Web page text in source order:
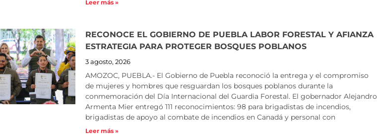
Leer más »
RECONOCE EL GOBIERNO DE PUEBLA LABOR FORESTAL Y AFIANZA
ESTRATEGIA PARA PROTEGER BOSQUES POBLANOS
3 agosto, 2026
AMOZOC, PUEBLA.- El Gobierno de Puebla reconoció la entrega y el compromiso
de mujeres y hombres que resguardan los bosques poblanos durante la
conmemoración del Día Internacional del Guardia Forestal. El gobernador Alejandro
Armenta Mier entregó 111 reconocimientos: 98 para brigadistas de incendios,
brigadistas de apoyo al combate de incendios en Canadá y personal con
Leer más »